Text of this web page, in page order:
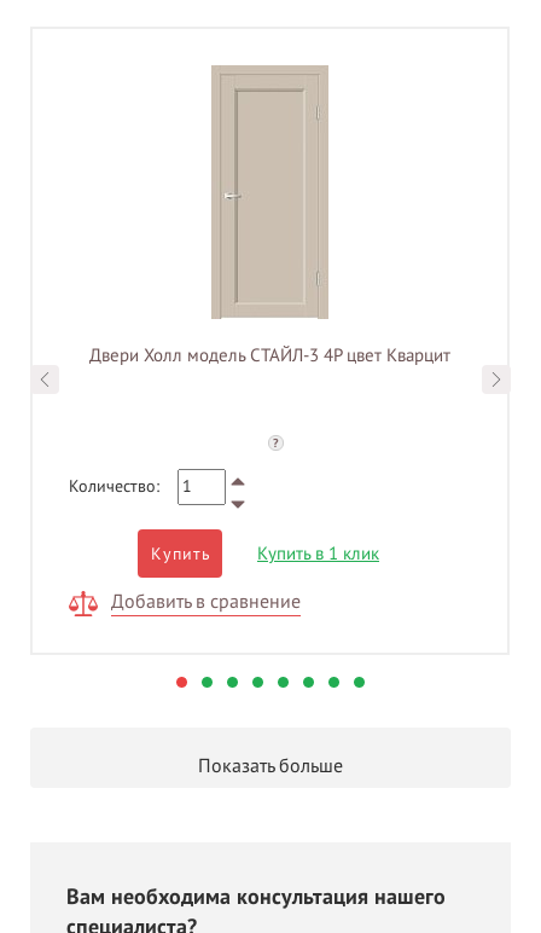
Двери Холл модель СТАЙЛ-3 4P цвет Кварцит
?
Количество:
Купить Купить в 1 клик
Добавить в сравнение
Показать больше
Вам необходима консультация нашего
специалиста?